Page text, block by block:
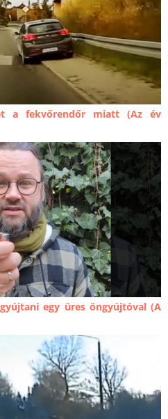
a fekvőrendőr miatt (Az év
egy üres öngyújtóval (A